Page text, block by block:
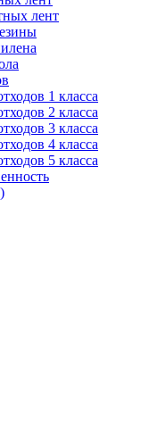
лент
1 класса
2 класса
3 класса
4 класса
5 класса